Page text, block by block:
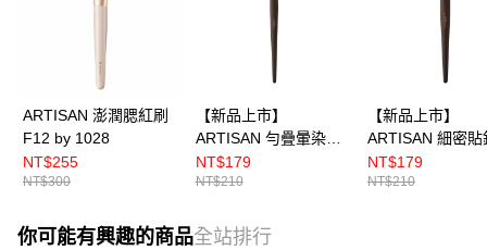
ARTISAN 澎潤腮紅刷
F12 by 1028
NT$255
NT$300
【新品上市】
ARTISAN 勻疊暈染刷
E42 by 1028
NT$179
NT$210
【新品上市】
ARTISAN 細密貼
刷 E41 by 1028
NT$179
NT$210
你可能有興趣的商品全站排行